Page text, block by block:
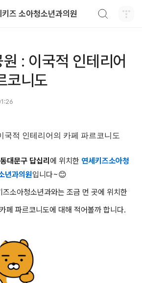
키즈 소아청소년과의원
: 이국적 인테리어
코니도
국적 인테리어의 카페 파르코니도
대문구 답십리 에 위치한 연세키즈소아청
년과의원입니다~😊
소아청소년과와는 조금 먼 곳에 위치한
페 파르코니도에 대해 적어볼까 합니다.